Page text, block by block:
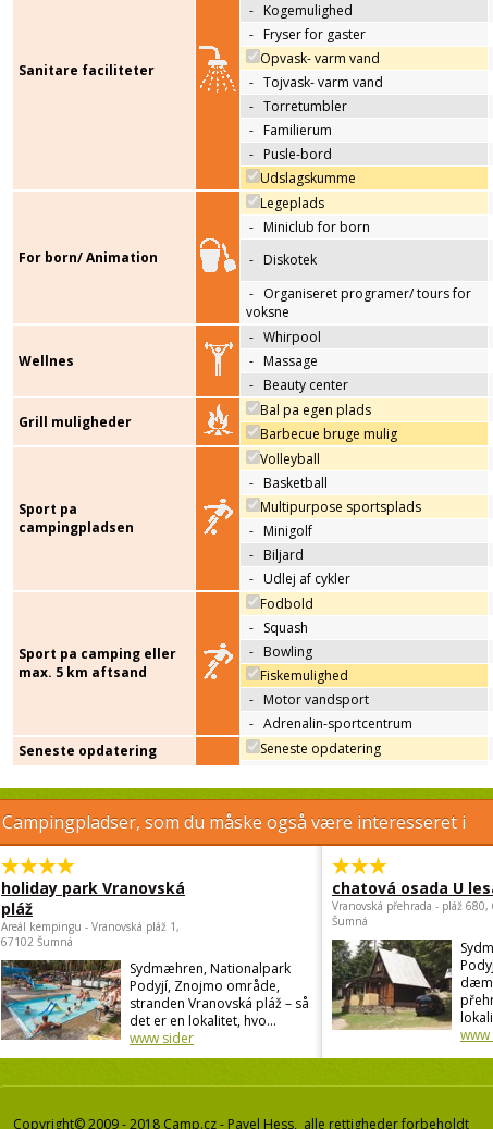
Sanitare faciliteter
- Kogemulighed
- Fryser for gaster
Opvask- varm vand
- Tojvask- varm vand
- Torretumbler
- Familierum
- Pusle-bord
Udslagskumme
For born/ Animation
Legeplads
- Miniclub for born
- Diskotek
- Organiseret programer/ tours for
voksne
Wellnes
- Whirpool
- Massage
- Beauty center
Grill muligheder
Bal pa egen plads
Barbecue bruge mulig
Sport pa
campingpladsen
Volleyball
- Basketball
Multipurpose sportsplads
- Minigolf
- Biljard
- Udlej af cykler
Sport pa camping eller
max. 5 km aftsand
Fodbold
- Squash
- Bowling
Fiskemulighed
- Motor vandsport
- Adrenalin-sportcentrum
Seneste opdatering
Seneste opdatering
Campingpladser, som du måske også være interesseret i
holiday park Vranovská
pláž
Areál kempingu - Vranovská pláž 1,
67102 Šumná
Sydmæhren, Nationalpark
Podyjí, Znojmo område,
stranden Vranovská pláž – så
det er en lokalitet, hvo...
www sider
chatová osada U
Vranovská přehrada - pláž 680,
Šumná
Copyright© 2009 - 2018 Camp.cz - Pavel Hess, alle rettigheder forbeholdt